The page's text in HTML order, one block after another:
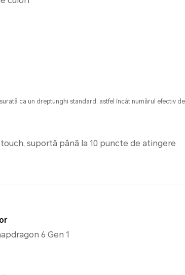
ca un dreptunghi standard, astfel încât numărul efectiv
suportă până la 10 puncte de atingere
6 Gen 1